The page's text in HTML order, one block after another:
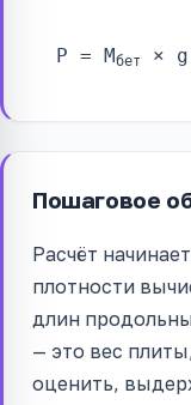
P = Mбет ×
Пошаговое
Расчёт
плотности
длин
— это вес
оценить,